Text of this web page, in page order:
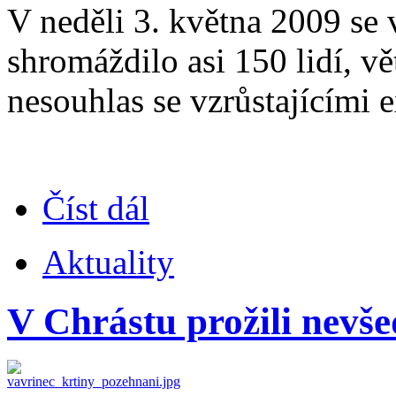
V neděli 3. května 2009 se
shromáždilo asi 150 lidí,
nesouhlas se
Číst dál
Aktuality
V Chrástu prožili